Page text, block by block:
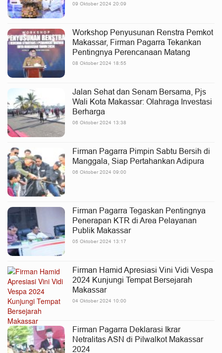
09 Oktober 2024 20:09
Workshop Penyusunan Renstra Pemkot
Makassar, Firman Pagarra Tekankan
Pentingnya Perencanaan Matang
08 Oktober 2024 18:55
Jalan Sehat dan Senam Bersama, Pjs
Wali Kota Makassar: Olahraga Investasi
Berharga
06 Oktober 2024 13:38
Firman Pagarra Pimpin Sabtu Bersih di
Manggala, Siap Pertahankan Adipura
06 Oktober 2024 09:00
Firman Pagarra Tegaskan Pentingnya
Penerapan KTR di Area Pelayanan
Publik Makassar
05 Oktober 2024 13:17
Firman Hamid Apresiasi Vini Vidi Vespa
2024 Kunjungi Tempat Bersejarah
Makassar
04 Oktober 2024 10:00
Firman Pagarra Deklarasi Ikrar
Netralitas ASN di Pilwalkot Makassar
2024